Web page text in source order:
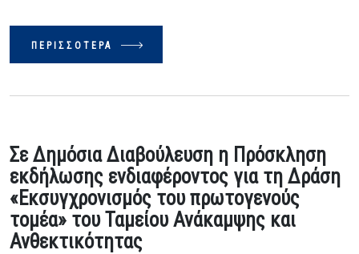
ΠΕΡΙΣΣΌΤΕΡΑ
Σε Δημόσια Διαβούλευση η Πρόσκληση
εκδήλωσης ενδιαφέροντος για τη Δράση
«Εκσυγχρονισμός του πρωτογενούς
τομέα» του Ταμείου Ανάκαμψης και
Ανθεκτικότητας